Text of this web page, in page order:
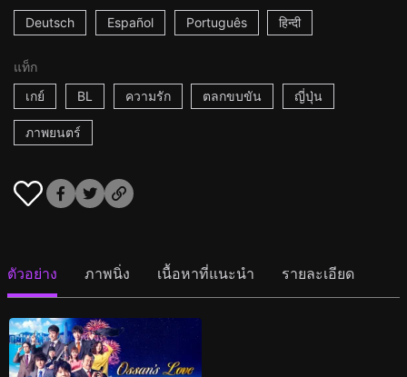
Deutsch Español Português हिन्दी
แท็ก
เกย์
BL ความรัก ตลกขบขัน ญี่ปุ่น
ภาพยนตร์
ตัวอย่าง ภาพนิ่ง เนื้อหาที่แนะนำ รายละเอียด